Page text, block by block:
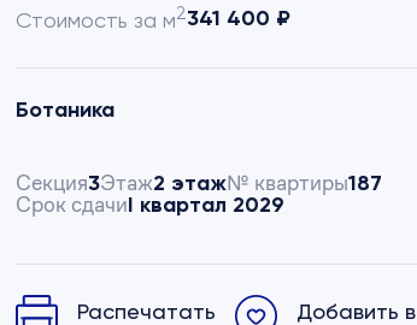
Стоимость за м2341 400 ₽
Ботаника
Секция3Этаж2 этаж№ квартиры187
Срок сдачиI квартал 2029
Распечатать
Добавить в